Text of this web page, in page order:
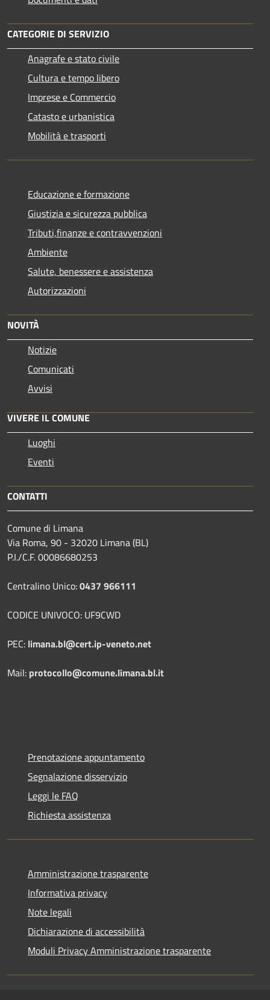
CATEGORIE DI SERVIZIO
Anagrafe e stato civile
Cultura e tempo libero
Imprese e Commercio
Catasto e urbanistica
Mobilità e trasporti
Educazione e formazione
Giustizia e sicurezza pubblica
Tributi,finanze e contravvenzioni
Ambiente
Salute, benessere e assistenza
Autorizzazioni
NOVITÀ
Notizie
Comunicati
Avvisi
VIVERE IL COMUNE
Luoghi
Eventi
CONTATTI
Comune di Limana
Via Roma, 90 - 32020 Limana (BL)
P.I./C.F. 00086680253
Centralino Unico:0437 966111
CODICE UNIVOCO: UF9CWD
PEC: limana.bl@cert.ip-veneto.net
Mail: protocollo@comune.limana.bl.it
Prenotazione appuntamento
Segnalazione disservizio
Leggi le FAQ
Richiesta assistenza
Amministrazione trasparente
Informativa privacy
Note legali
Dichiarazione di accessibilità
Moduli Privacy Amministrazione trasparente